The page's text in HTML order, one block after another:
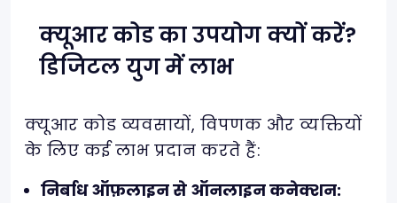
क्यूआर कोड का उपयोग क्यों करें?
डिजिटल युग में लाभ
क्यूआर कोड व्यवसायों, विपणक और व्यक्तियों
के लिए कई लाभ प्रदान करते हैं:
निर्बाध ऑफ़लाइन से ऑनलाइन कनेक्शन: